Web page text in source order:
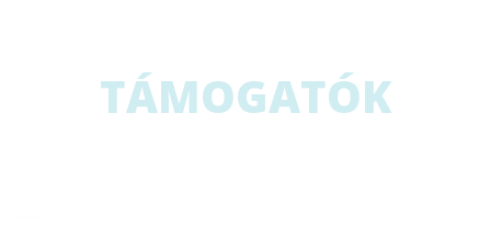
TÁMOGATÓK